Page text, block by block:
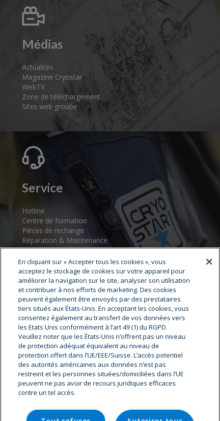
Médias
Actualités
Magazine Cryostar
WebTV
Zone de téléchargement
Sites web groupe
Service
Hotline
Centre de formation
Pièces de rechange
Réparation & Maintenance
Assistance au démarrage
Centres de service
Cryostar Groupe
Notre histoire
Nos valeurs
Cryostar à travers le monde
Innovation
Carrière & offres d'emplois
En cliquant sur « Accepter tous les cookies », vous
acceptez le stockage de cookies sur votre appareil pour
améliorer la navigation sur le site, analyser son utilisation
et contribuer à nos efforts de marketing. Des cookies
peuvent également être envoyés par des prestataires
tiers situés aux États-Unis. En acceptant les cookies, vous
consentez également au transfert de vos données vers
les Etats Unis conformément à l’art 49 (1) du RGPD.
Veuillez noter que les États-Unis n’offrent pas un niveau
de protection adéquat équivalent au niveau de
protection offert dans l’UE/EEE/Suisse. L’accès potentiel
des autorités américaines aux données n’est pas
restreint et les personnes situées/domiciliées dans l’UE
peuvent ne pas avoir de recours juridiques efficaces
contre un tel accès.